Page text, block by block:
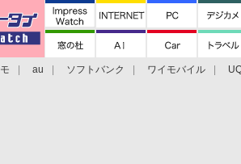
au ソフトバンク ワイモバイル